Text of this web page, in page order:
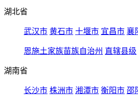
湖北省
武汉市 黄石市 十堰市 宜昌市 襄
恩施土家族苗族自治州 直辖县级
湖南省
长沙市 株洲市 湘潭市 衡阳市 邵